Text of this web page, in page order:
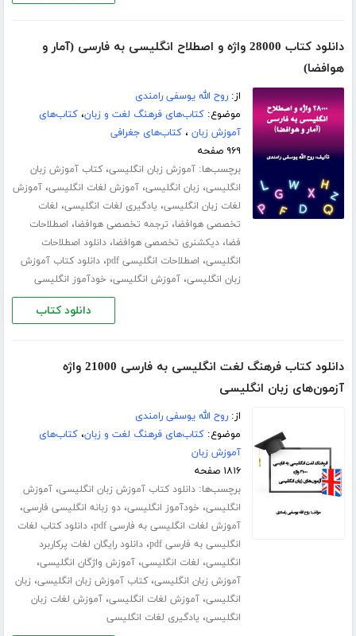
دانلود کتاب 28000 واژه و اصطلاح انگلیسی به فارسی (آمار و
هوافضا)
از:روح الله یوسفی رامندی
موضوع:کتاب‌های فرهنگ لغت و زبان،کتاب‌های
آموزش زبان ،کتاب‌های جغرافی
۹۶۹ صفحه
برچسب‌ها:آموزش زبان انگلیسی،کتاب آموزش زبان
انگلیسی، زبان انگلیسی،آموزش لغات انگلیسی،آموزش
لغات زبان انگلیسی، یادگیری لغات انگلیسی، لغات
تخصصی هوافضا، ترجمه تخصصی هوافضا، اصطلاحات
فضا،دیکشنری تخصصی هوافضا،دانلود اصطلاحات
انگلیسی، اصطلاحات انگلیسی pdf ،دانلود کتاب آموزش
زبان انگلیسی،آموزش انگلیسی، خودآموز انگلیسی
دانلود کتاب
دانلود کتاب فرهنگ لغت انگلیسی به فارسی 21000 واژه
آزمون‌های زبان انگلیسی
از:روح الله یوسفی رامندی
موضوع:کتاب‌های فرهنگ لغت و زبان،کتاب‌های
آموزش زبان
۱۸۱۶ صفحه
برچسب‌ها:دانلود کتاب آموزش زبان انگلیسی،آموزش
انگلیسی، خودآموز انگلیسی،دو زبانه انگلیسی فارسی،
آموزش لغات انگلیسی به فارسی pdf ،دانلود کتاب لغات
انگلیسی به فارسی pdf
،دانلود رایگان لغات پرکاربرد
انگلیسی، لغات انگلیسی،آموزش واژگان انگلیسی،
آموزش زبان انگلیسی،کتاب آموزش زبان انگلیسی، زبان
انگلیسی،آموزش لغات انگلیسی،آموزش لغات زبان
انگلیسی، یادگیری لغات انگلیسی